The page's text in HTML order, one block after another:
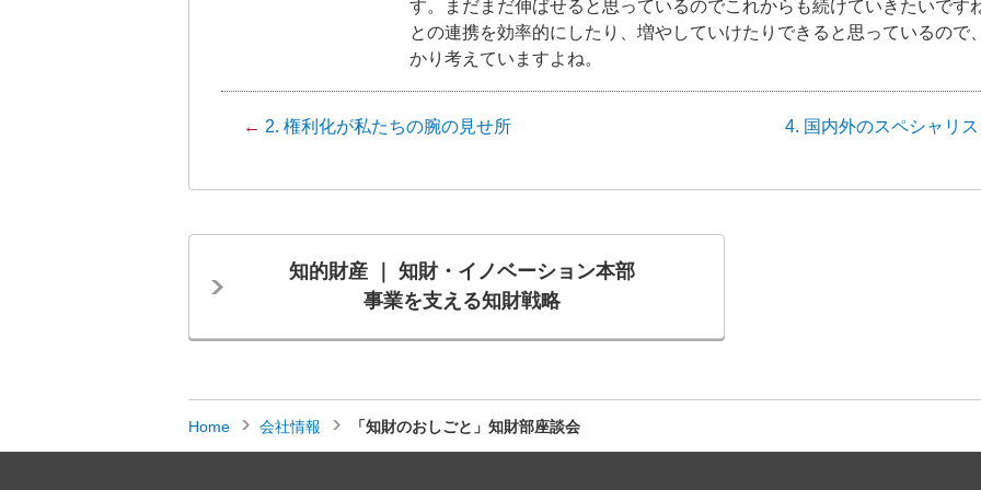
す。まだまだ伸ばせると思っているのでこれからも続けていきたいです
との連携を効率的にしたり、増やしていけたりできると思っているので
かり考えていますよね。
← 2. 権利化が私たちの腕の見せ所 4. 国内外のスペシャリ
知的財産 ｜ 知財・イノベーション本部
事業を支える知財戦略
Home 会社情報 「知財のおしごと」知財部座談会